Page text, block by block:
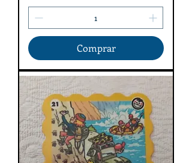
Comprar